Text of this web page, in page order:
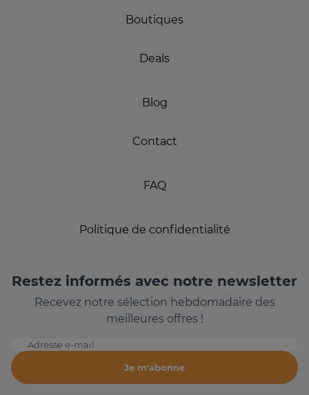
Boutiques
Deals
Blog
Contact
FAQ
Politique de confidentialité
Restez informés avec notre newsletter
Recevez notre sélection hebdomadaire des
meilleures offres !
Adresse e-mail
Je m'abonne